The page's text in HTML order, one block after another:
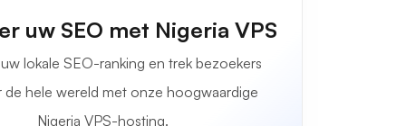
uw SEO met Nigeria VPS
lokale SEO-ranking en trek bezoekers
de hele wereld met onze hoogwaardige
Nigeria VPS-hosting.